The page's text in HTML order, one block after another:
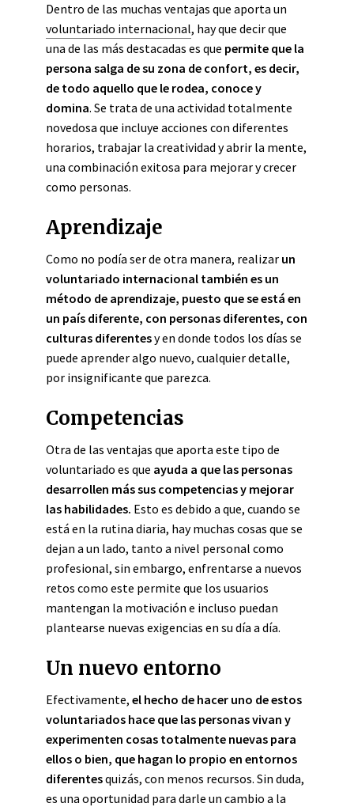
Dentro de las muchas ventajas que aporta un
voluntariado internacional, hay que decir que
una de las más destacadas es que permite que la
persona salga de su zona de confort, es decir,
de todo aquello que le rodea, conoce y
domina. Se trata de una actividad totalmente
novedosa que incluye acciones con diferentes
horarios, trabajar la creatividad y abrir la mente,
una combinación exitosa para mejorar y crecer
como personas.
Aprendizaje
Como no podía ser de otra manera, realizar un
voluntariado internacional también es un
método de aprendizaje, puesto que se está en
un país diferente, con personas diferentes, con
culturas diferentesy en donde todos los días se
puede aprender algo nuevo, cualquier detalle,
por insignificante que parezca.
Competencias
Otra de las ventajas que aporta este tipo de
voluntariado es que ayuda a que las personas
desarrollen más sus competencias y mejorar
las habilidades. Esto es debido a que, cuando se
está en la rutina diaria, hay muchas cosas que se
dejan a un lado, tanto a nivel personal como
profesional, sin embargo, enfrentarse a nuevos
retos como este permite que los usuarios
mantengan la motivación e incluso puedan
plantearse nuevas exigencias en su día a día.
Un nuevo entorno
Efectivamente, el hecho de hacer uno de estos
voluntariados hace que las personas vivan y
experimenten cosas totalmente nuevas para
ellos o bien, que hagan lo propio en entornos
diferentesquizás, con menos recursos. Sin duda,
es una oportunidad para darle un cambio a la